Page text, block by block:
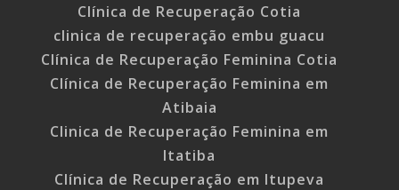
Clínica de Recuperação Cotia
clinica de recuperação embu guacu
Clínica de Recuperação Feminina Cotia
Clínica de Recuperação Feminina em
Atibaia
Clinica de Recuperação Feminina em
Itatiba
Clínica de Recuperação em Itupeva